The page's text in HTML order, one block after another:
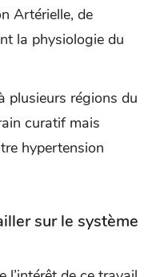
Artérielle, de
la physiologie du
plusieurs régions du
curatif mais
hypertension
sur le système